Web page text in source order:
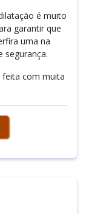
é muito
garantir que
uma na
segurança.
feita com muita